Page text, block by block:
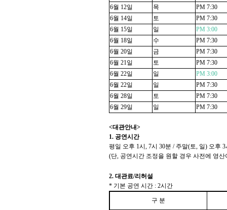
6월 12일 목
PM 7:30
6월 14일 토
PM 7:30
6월 15일 일
PM 3:00
6월 18일 수
PM 7:30
6월 20일 금
PM 7:30
6월 21일 토
PM 7:30
6월 22일 일
PM 3:00
6월 22일 일
PM 7:30
6월 28일 토
PM 7:30
6월 29일 일 PM 7:30
<대관안내>
1. 공연시간
평일 오후 1시 , 7시 30분 / 주말(토, 일) 오후 3
(단, 공연시간 조정을 원할 경우 사전에 영
2. 대관료/리허설
* 기본 공연 시간 : 2시간
구 분